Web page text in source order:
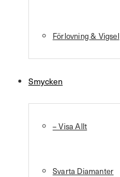
Förlovning & Vigsel
Smycken
– Visa Allt
Svarta Diamanter